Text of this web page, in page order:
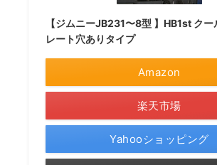
【ジムニーJB231〜8型 】HB1st ク
レート穴ありタイプ
Amazon
楽天市場
Yahooショッピング